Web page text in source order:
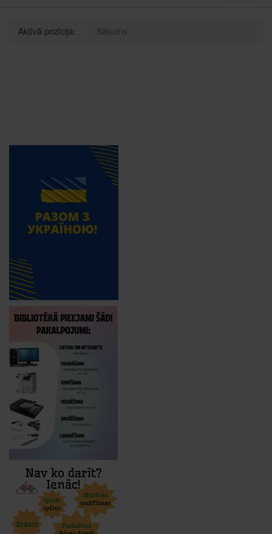
Aktīvā pozīcija: Sākums